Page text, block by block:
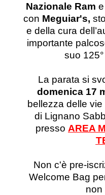
Nazionale Ram
con Meguiar's,
e della cura
importante
suo
La parata si
domenica 17
bellezza delle
di Lignano
presso AREA
Non c'è pre-
Welcome Bag
non